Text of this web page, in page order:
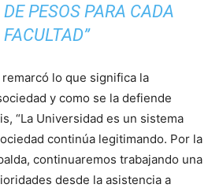
PESOS PARA CADA
FACULTAD”
lo que significa la
y como se la defiende
“La Universidad es un sistema
continúa legitimando. Por la
continuaremos trabajando una
desde la asistencia a